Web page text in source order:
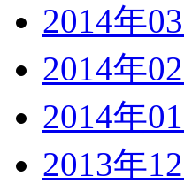
2014年
2014年
2014年
2013年